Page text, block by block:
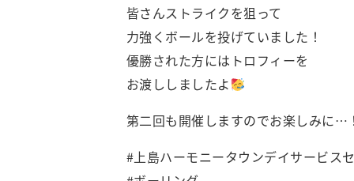
皆さんストライクを狙って
力強くボールを投げていました！
優勝された方にはトロフィーを
お渡ししましたよ
第二回も開催しますのでお楽しみに…
#上島ハーモニータウンデイサービス